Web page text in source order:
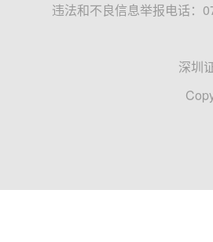
违法和不良信息举报电话：
深圳